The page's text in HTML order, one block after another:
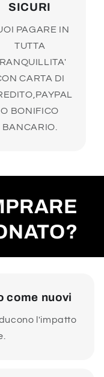
SICURI
PAGARE IN
TUTTA
CARTA DI
O BONIFICO
BANCARIO.
come nuovi
l'impatto